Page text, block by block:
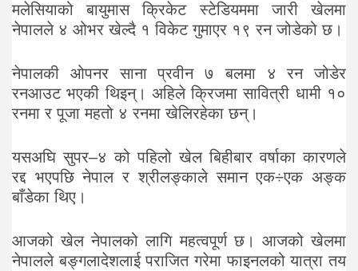
मलेसियाको बायुमास क्रिकेट स्टेडियममा जारी खेलमा
नेपालले ४ ओभर खेल्दै १ विकेट गुमाएर १९ रन जोडेको छ।
नेपालकी ओपनर साना प्रवीन ७ बलमा ४ रन जोडेर
रनआउट भएकी थिइन्। अहिले क्रिजमा सावित्री धामी १०
रनमा र पूजा महतो ४ रनमा खेलिरहेका छन्।
यसअघि सुपर–४ को पहिलो खेल बिहीबार वर्षाका कारणले
रद्द भएपछि नेपाल र श्रीलङ्काले समान एक÷एक अङ्क
बाँडेका थिए।
आजको खेल नेपालको लागि महत्वपूर्ण छ। आजको खेलमा
नेपालले बङ्गलादेशलाई पराजित गरेमा फाइनलको यात्रा तय